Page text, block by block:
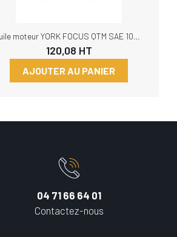
120,08 HT
AJOUTER AU PANIER
04 71 66 64 01
Contactez-nous